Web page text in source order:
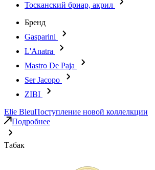
Тосканский бриар, акрил
Бренд
Gasparini
L'Anatra
Mastro De Paja
Ser Jacopo
ZIBI
Elie BleuПоступление новой коллелкции
Подробнее
Табак